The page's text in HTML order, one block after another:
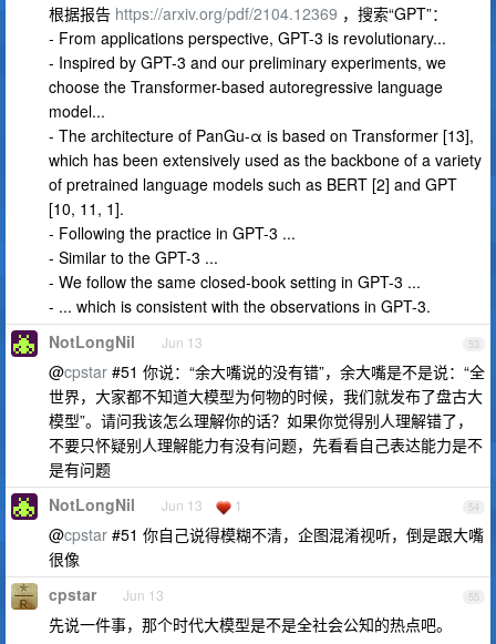
根据报告 https://arxiv.org/pdf/2104.12369 ，搜索“GPT”：
- From applications perspective, GPT-3 is revolutionary...
- Inspired by GPT-3 and our preliminary experiments, we
choose the Transformer-based autoregressive language
model...
- The architecture of PanGu-α is based on Transformer [13],
which has been extensively used as the backbone of a variety
of pretrained language models such as BERT [2] and GPT
[10, 11, 1].
- Following the practice in GPT-3 ...
- Similar to the GPT-3 ...
- We follow the same closed-book setting in GPT-3 ...
- ... which is consistent with the observations in GPT-3.
53
NotLongNil Jun 13
@cpstar #51 你说：“余大嘴说的没有错”，余大嘴是不是说：“全
世界，大家都不知道大模型为何物的时候，我们就发布了盘古大
模型”。请问我该怎么理解你的话？如果你觉得别人理解错了，
不要只怀疑别人理解能力有没有问题，先看看自己表达能力是不
是有问题
54
NotLongNil Jun 13 1
@cpstar #51 你自己说得模糊不清，企图混淆视听，倒是跟大嘴
很像
55
cpstar Jun 13
先说一件事，那个时代大模型是不是全社会公知的热点吧。